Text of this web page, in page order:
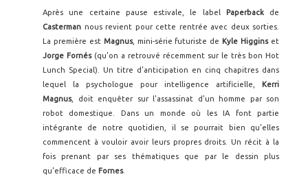
Après une certaine pause estivale, le label Paperback de
Casterman nous revient pour cette rentrée avec deux sorties.
La première est Magnus, mini-série futuriste de Kyle Higginset
Jorge Fornés (qu'on a retrouvé récemment sur le très bon Hot
Lunch Special). Un titre d'anticipation en cinq chapitres dans
lequel la psychologue pour intelligence artificielle, Kerri
Magnus, doit enquêter sur l'assassinat d'un homme par son
robot domestique. Dans un monde où les IA font partie
intégrante de notre quotidien, il se pourrait bien qu'elles
commencent à vouloir avoir leurs propres droits. Un récit à la
fois prenant par ses thématiques que par le dessin plus
qu'efficace de Fornes.